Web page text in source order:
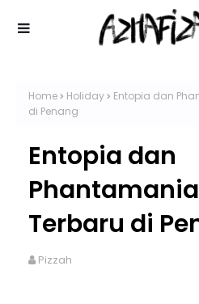
Home Holiday
Entopia dan
di Penang
Entopia dan
Terbaru di
Pizzah